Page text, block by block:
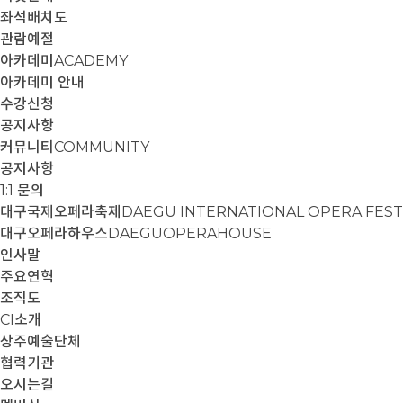
좌석배치도
관람예절
아카데미 ACADEMY
아카데미 안내
수강신청
공지사항
커뮤니티 COMMUNITY
공지사항
1:1 문의
대구국제오페라축제 DAEGU INTERNATIONAL OPERA
대구오페라하우스DAEGUOPERAHOUSE
인사말
주요연혁
조직도
CI소개
상주예술단체
협력기관
오시는길